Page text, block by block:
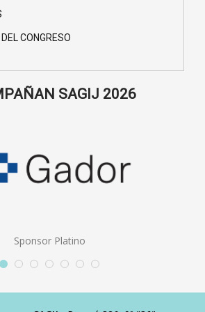
CONGRESO
SAGIJ 2026
Sponsor Platino